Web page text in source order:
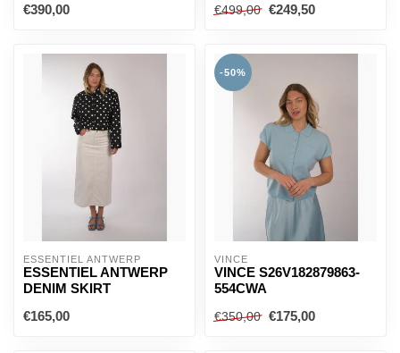
€390,00 €499,00 €249,50
ESSENTIEL ANTWERP
ESSENTIEL ANTWERP
DENIM SKIRT
€165,00
-50%
VINCE
VINCE S26V182879863-
554CWA
€350,00 €175,00